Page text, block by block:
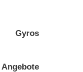
Gyros
Angebote